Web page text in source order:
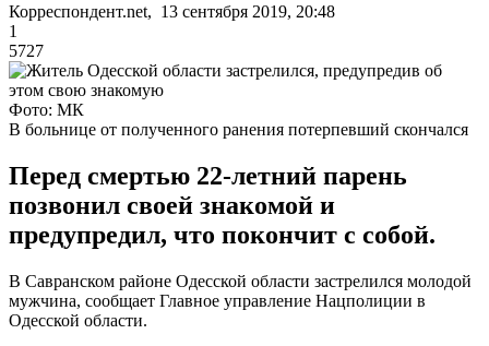
Корреспондент.net, 13 сентября 2019, 20:48
1
5727
Фото: МК
В больнице от полученного ранения потерпевший скончался
Перед смертью 22-летний парень
позвонил своей знакомой и
предупредил, что покончит с собой.
В Савранском районе Одесской области застрелился молодой
мужчина, сообщает Главное управление Нацполиции в
Одесской области.